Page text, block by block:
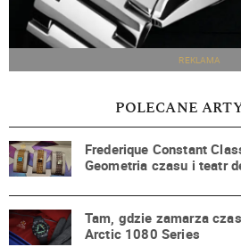
REKLAMA
POLECANE
Frederique Constant
Geometria czasu i teatr
Tam, gdzie zamarza
Arctic 1080 Series